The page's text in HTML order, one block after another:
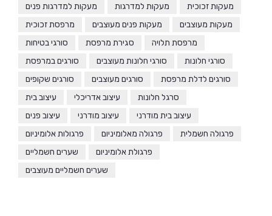
מעקות זכוכית
מעקות למדרגות
מעקות למדרגות פנים
מעקות מעוצבים
מעקות פנים מעוצבים
מרפסת זכוכית
מרפסת תלויה
סגירת מרפסת
סורגי בטיחות
סורגי חלונות
סורגי חלונות מעוצבים
סורגים במרפסת
סורגים לדלת מרפסת
סורגים מעוצבים
סורגים שקופים
סרגל חלונות
עיצוב אדריכלי
עיצוב בית
עיצוב בית מודרני
עיצוב מודרני
עיצוב פנים
פרגולה חשמלית
פרגולה מאלומיניום
פרגולות אלומיניום
פרגולת אלומיניום
שערים חשמליים
שערים חשמליים מעוצבים